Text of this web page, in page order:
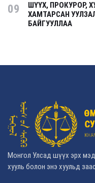
09
ШҮҮХ, ПРОКУРОР,
ХАМТАРСАН
БАЙГУУЛЛАА
Монгол Улсад шүүх эрх
хууль болон энэ хуульд